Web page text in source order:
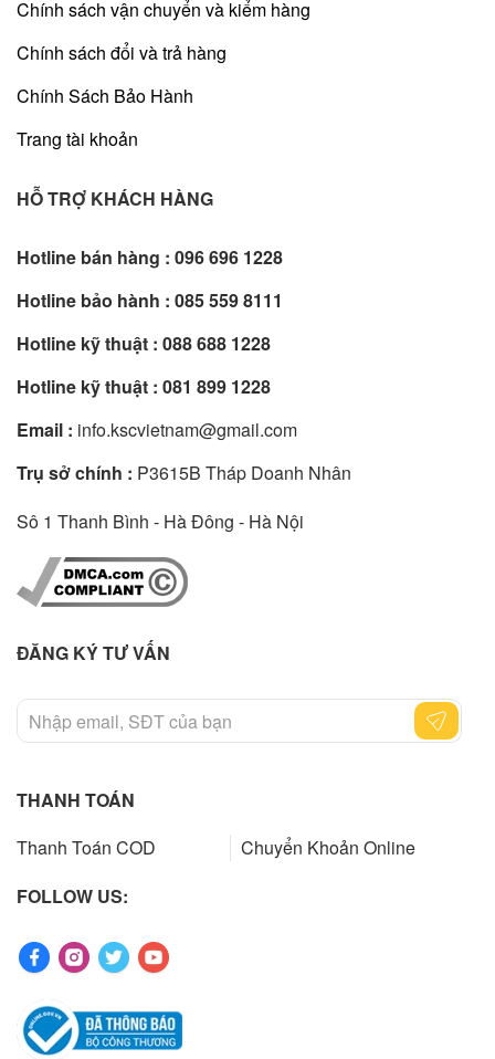
Chính sách vận chuyển và kiểm hàng
Chính sách đổi và trả hàng
Chính Sách Bảo Hành
Trang tài khoản
HỖ TRỢ KHÁCH HÀNG
Hotline bán hàng : 096 696 1228
Hotline bảo hành : 085 559 8111
Hotline kỹ thuật : 088 688 1228
Hotline kỹ thuật : 081 899 1228
Email : info.kscvietnam@gmail.com
Trụ sở chính : P3615B Tháp Doanh Nhân
Sô 1 Thanh Bình - Hà Đông - Hà Nội
ĐĂNG KÝ TƯ VẤN
THANH TOÁN
Thanh Toán COD
Chuyển Khoản Online
FOLLOW US: